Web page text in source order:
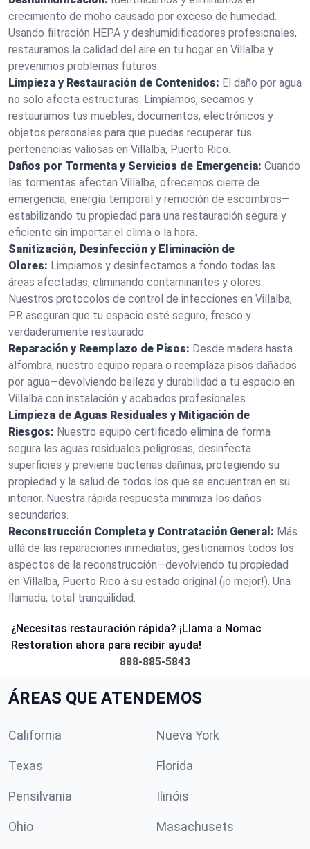
crecimiento de moho causado por exceso de humedad.
Usando filtración HEPA y deshumidificadores profesionales,
restauramos la calidad del aire en tu hogar en Villalba y
prevenimos problemas futuros.
Limpieza y Restauración de Contenidos: El daño por agua
no solo afecta estructuras. Limpiamos, secamos y
restauramos tus muebles, documentos, electrónicos y
objetos personales para que puedas recuperar tus
pertenencias valiosas en Villalba, Puerto Rico.
Daños por Tormenta y Servicios de Emergencia: Cuando
las tormentas afectan Villalba, ofrecemos cierre de
emergencia, energía temporal y remoción de escombros—
estabilizando tu propiedad para una restauración segura y
eficiente sin importar el clima o la hora.
Sanitización, Desinfección y Eliminación de
Olores: Limpiamos y desinfectamos a fondo todas las
áreas afectadas, eliminando contaminantes y olores.
Nuestros protocolos de control de infecciones en Villalba,
PR aseguran que tu espacio esté seguro, fresco y
verdaderamente restaurado.
Reparación y Reemplazo de Pisos: Desde madera hasta
alfombra, nuestro equipo repara o reemplaza pisos dañados
por agua—devolviendo belleza y durabilidad a tu espacio en
Villalba con instalación y acabados profesionales.
Limpieza de Aguas Residuales y Mitigación de
Riesgos: Nuestro equipo certificado elimina de forma
segura las aguas residuales peligrosas, desinfecta
superficies y previene bacterias dañinas, protegiendo su
propiedad y la salud de todos los que se encuentran en su
interior. Nuestra rápida respuesta minimiza los daños
secundarios.
Reconstrucción Completa y Contratación General: Más
allá de las reparaciones inmediatas, gestionamos todos los
aspectos de la reconstrucción—devolviendo tu propiedad
en Villalba, Puerto Rico a su estado original (¡o mejor!). Una
llamada, total tranquilidad.
¿Necesitas restauración rápida? ¡Llama a Nomac
Restoration ahora para recibir ayuda!
888-885-5843
ÁREAS QUE ATENDEMOS
California Nueva York
Texas Florida
Pensilvania Ilinóis
Ohio Masachusets